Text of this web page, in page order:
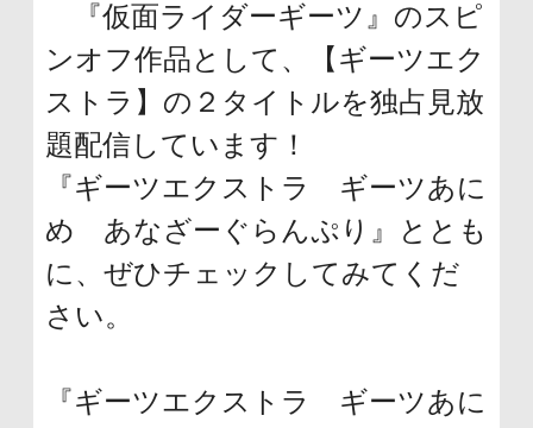
『仮面ライダーギーツ』のスピ
ンオフ作品として、【ギーツエク
ストラ】の２タイトルを独占見放
題配信しています！
『ギーツエクストラ ギーツあに
め あなざーぐらんぷり』ととも
に、ぜひチェックしてみてくだ
さい。
『ギーツエクストラ ギーツあに